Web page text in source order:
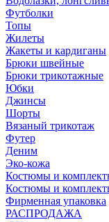
Футболки
Топы
Жилеты
Жакеты и кардиганы
Брюки швейные
Брюки трикотажные
Юбки
Джинсы
Шорты
Вязаный трикотаж
Футер
Деним
Эко-кожа
Костюмы и
Костюмы и
Фирменная упаковка
РАСПРОДАЖА